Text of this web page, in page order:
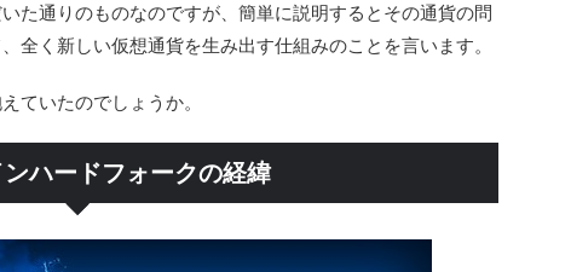
た通りのものなのですが、簡単に説明するとその通貨の問
全く新しい仮想通貨を生み出す仕組みのことを言います。
ていたのでしょうか。
ハードフォークの経緯